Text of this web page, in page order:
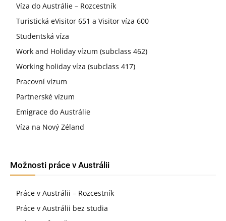
Víza do Austrálie – Rozcestník
Turistická eVisitor 651 a Visitor víza 600
Studentská víza
Work and Holiday vízum (subclass 462)
Working holiday víza (subclass 417)
Pracovní vízum
Partnerské vízum
Emigrace do Austrálie
Víza na Nový Zéland
Možnosti práce v Austrálii
Práce v Austrálii – Rozcestník
Práce v Austrálii bez studia